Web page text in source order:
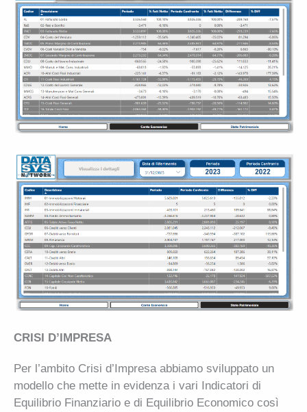
CRISI D’IMPRESA
Per l’ambito Crisi d’Impresa abbiamo sviluppato un
modello che mette in evidenza i vari Indicatori di
Equilibrio Finanziario e di Equilibrio Economico così